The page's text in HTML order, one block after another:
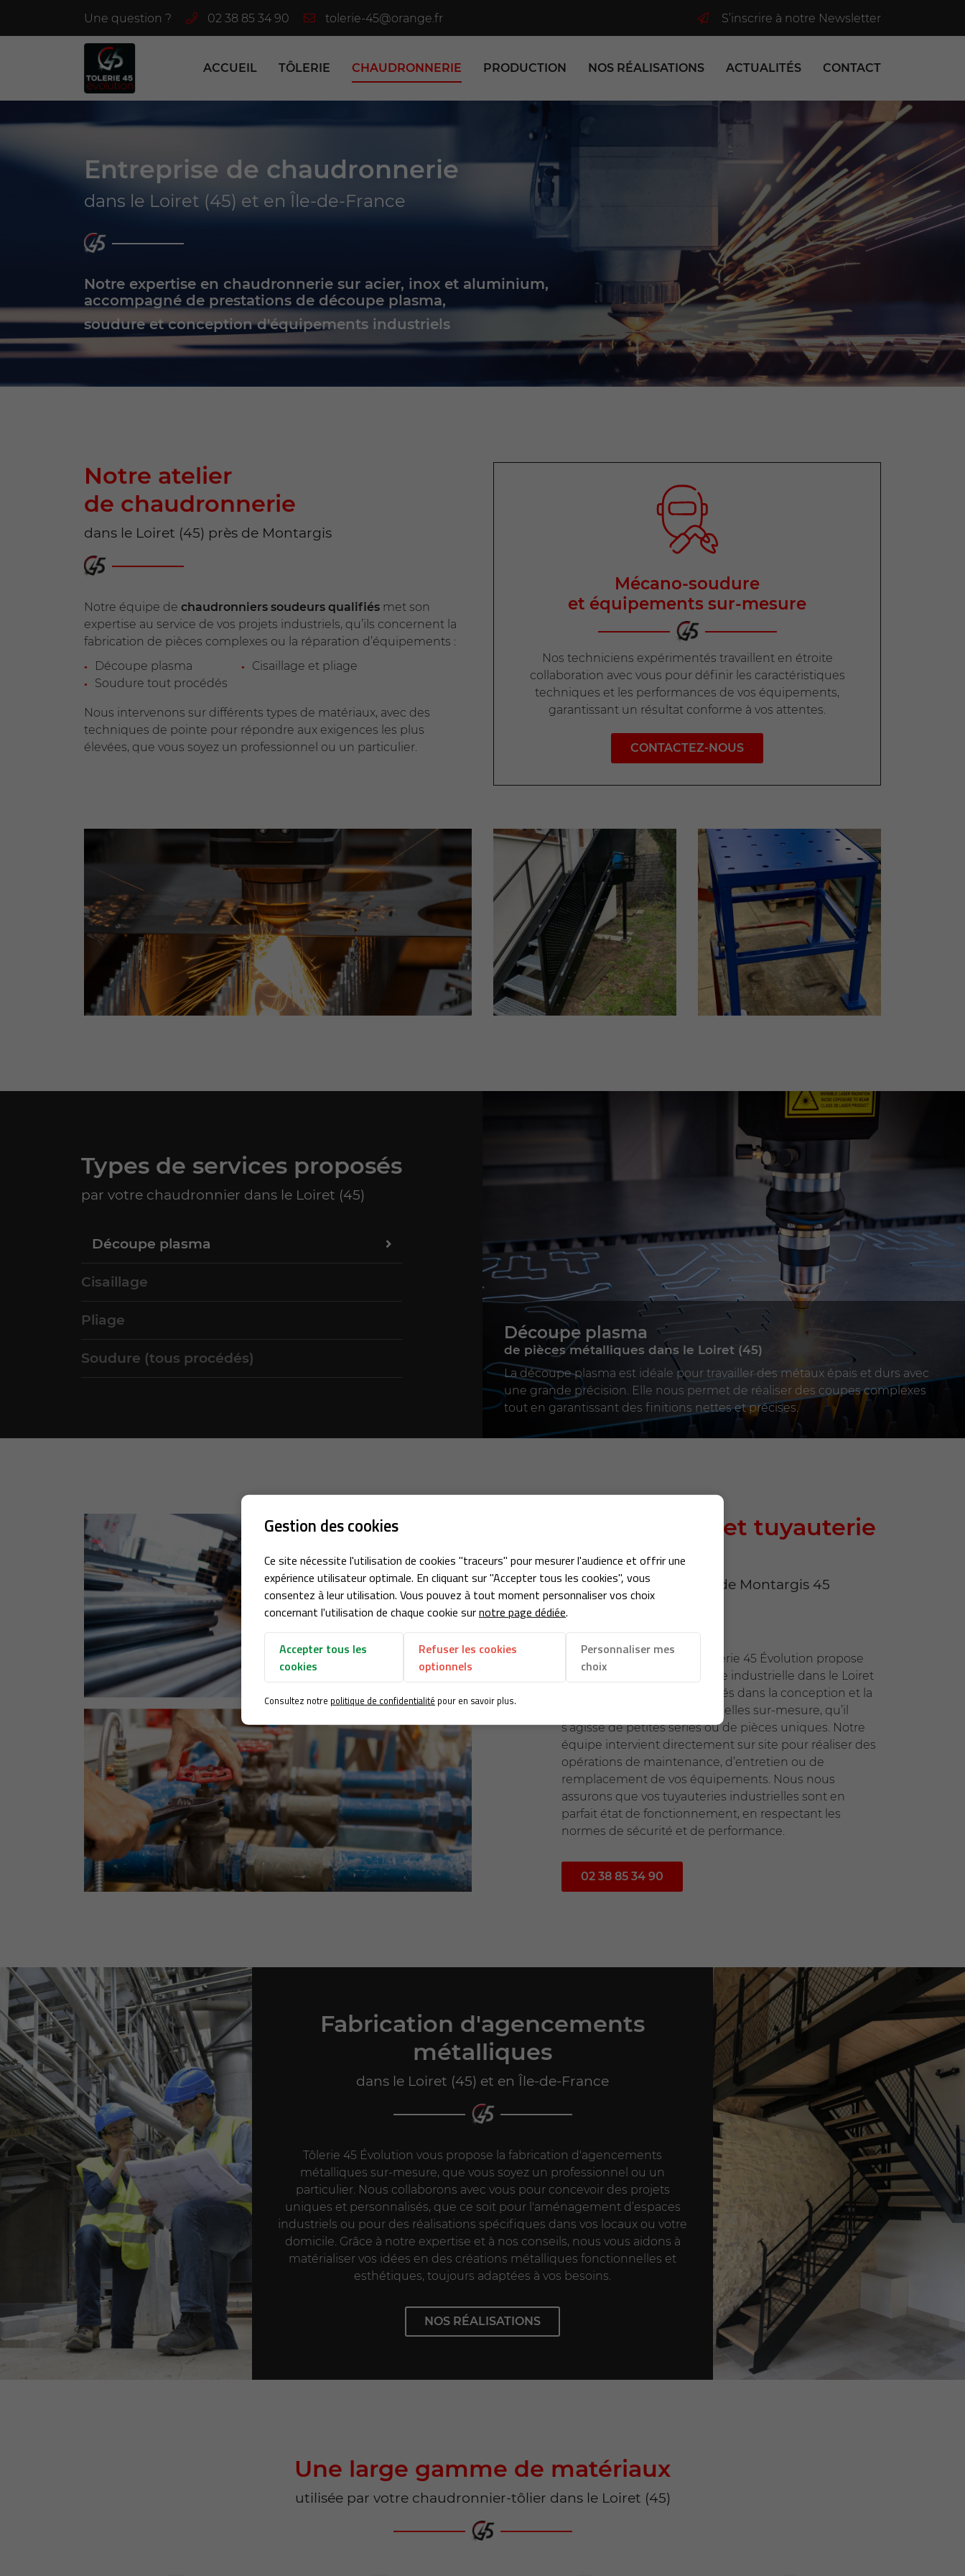
Gestion des cookies
Ce site nécessite l'utilisation de cookies "traceurs" pour mesurer l'audience et offrir une
expérience utilisateur optimale. En cliquant sur "Accepter tous les cookies", vous
consentez à leur utilisation. Vous pouvez à tout moment personnaliser vos choix
concernant l'utilisation de chaque cookie surnotre page dédiée.
Accepter tous les
cookies
Refuser les cookies
optionnels
Personnaliser mes
choix
Consultez notre politique de confidentialité pour en savoir plus.
Une question ? 02 38 85 34 90 S’inscrire à notre Newsletter
ACCUEIL TÔLERIE CHAUDRONNERIE PRODUCTION NOS RÉALISATIONS ACTUALITÉS CONTACT
45120 Chalette-sur-Loing
02 38 85 34 90
Adresse email de réception
Recopier le code ci-contre
Rafraîchir le captcha
Entreprise de chaudronnerie
dans le Loiret (45) et en Île-de-France
Notre expertise en chaudronnerie sur acier, inox et aluminium,
accompagné de prestations de découpe plasma,
soudure et conception d'équipements industriels
Notre atelier
de chaudronnerie
dans le Loiret (45) près de Montargis
Notre équipe de chaudronniers soudeurs qualifiés met son
expertise au service de vos projets industriels, qu’ils concernent la
fabrication de pièces complexes ou la réparation d’équipements :
Découpe plasma
Cisaillage et pliage
Soudure tout procédés
Nous intervenons sur différents types de matériaux, avec des
techniques de pointe pour répondre aux exigences les plus
élevées, que vous soyez un professionnel ou un particulier.
Mécano-soudure
et équipements sur-mesure
Nos techniciens expérimentés travaillent en étroite
collaboration avec vous pour définir les caractéristiques
techniques et les performances de vos équipements,
garantissant un résultat conforme à vos attentes.
CONTACTEZ-NOUS
Types de services proposés
par votre chaudronnier dans le Loiret (45)
Découpe plasma
Cisaillage
Pliage
Soudure (tous procédés)
Découpe plasma
de pièces métalliques dans le Loiret (45)
La découpe plasma est idéale pour travailler des métaux épais et durs avec
une grande précision. Elle nous permet de réaliser des coupes complexes
tout en garantissant des finitions nettes et précises.
Maintenance et tuyauterie
industrielle
dans le Loiret (45) près de Montargis 45
En plus de la fabrication, Tôlerie 45 Évolution propose
des services de maintenance industrielle dans le Loiret
(45). Nous sommes spécialisés dans la conception et la
réalisation de pièces industrielles sur-mesure, qu’il
s’agisse de petites séries ou de pièces uniques. Notre
équipe intervient directement sur site pour réaliser des
opérations de maintenance, d’entretien ou de
remplacement de vos équipements. Nous nous
assurons que vos tuyauteries industrielles sont en
parfait état de fonctionnement, en respectant les
normes de sécurité et de performance.
02 38 85 34 90
Fabrication d'agencements
métalliques
dans le Loiret (45) et en Île-de-France
Tôlerie 45 Évolution vous propose la fabrication d'agencements
métalliques sur-mesure, que vous soyez un professionnel ou un
particulier. Nous collaborons avec vous pour concevoir des projets
uniques et personnalisés, que ce soit pour l'aménagement d’espaces
industriels ou pour des réalisations spécifiques dans vos locaux ou votre
domicile. Grâce à notre expertise et à nos conseils, nous vous aidons à
matérialiser vos idées en des créations métalliques fonctionnelles et
esthétiques, toujours adaptées à vos besoins.
NOS RÉALISATIONS
Une large gamme de matériaux
utilisée par votre chaudronnier-tôlier dans le Loiret (45)